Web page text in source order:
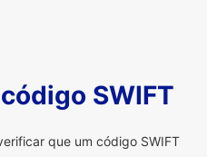
SWIFT
que um código SWIFT